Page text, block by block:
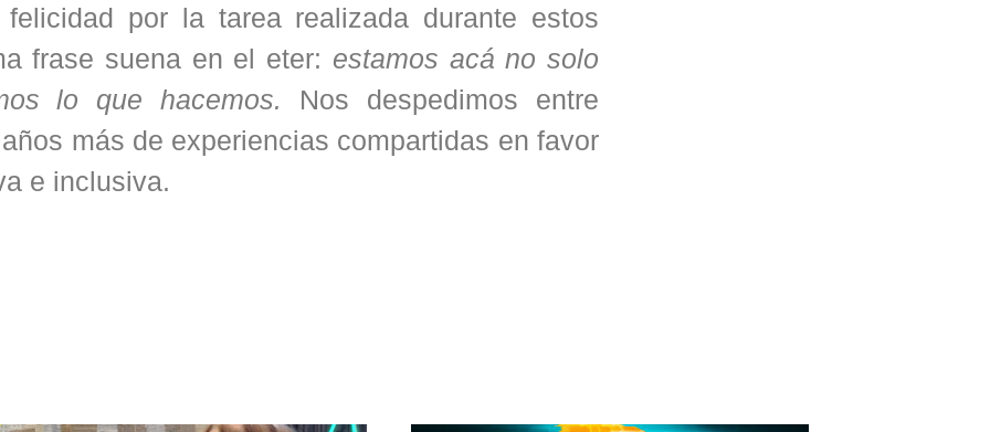
por la tarea realizada durante estos
frase suena en el eter: estamos acá no solo
lo que hacemos. Nos despedimos entre
más de experiencias compartidas en favor
e inclusiva.